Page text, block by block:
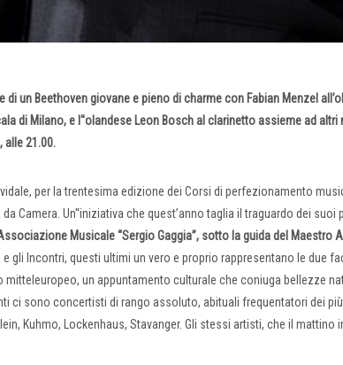
un Beethoven giovane e pieno di charme con Fabian Menzel
di Milano, e l''olandese Leon Bosch al clarinetto assieme ad
alle 21.00.
per la trentesima edizione dei Corsi di perfezionamento
Camera. Un''iniziativa che quest’anno taglia il traguardo dei suoi
Musicale “Sergio Gaggia”, sotto la guida del Maestro
gli Incontri, questi ultimi un vero e proprio rappresentano le due
un appuntamento culturale che coniuga bellezze
ci sono concertisti di rango assoluto, abituali frequentatori dei
Kuhmo, Lockenhaus, Stavanger. Gli stessi artisti, che il mattino